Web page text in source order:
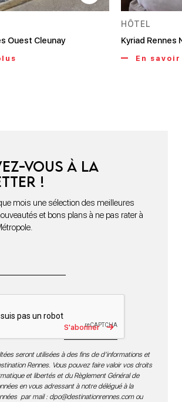
Ouest Cleunay
HÔTEL
Kyriad Rennes
En
vous à la
!
mois une sélection des meilleures
et bons plans à ne pas rater à
S'abonner
seront utilisées à des fins de d’informations et
Rennes. Vous pouvez faire valoir vos droits
et libertés et du Règlement Général de
en vous adressant à notre délégué à la
par mail : dpo@destinationrennes.comou